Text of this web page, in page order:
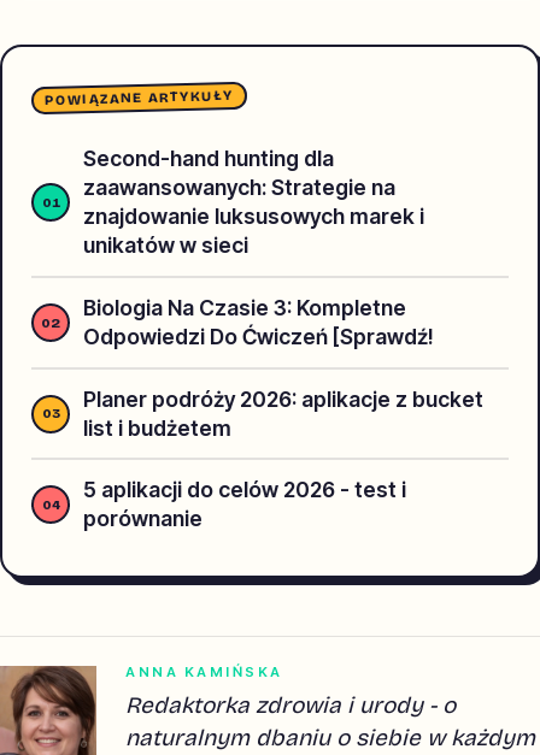
POWIĄZANE ARTYKUŁY
Second-hand hunting dla
zaawansowanych: Strategie na
znajdowanie luksusowych marek i
unikatów w sieci
Biologia Na Czasie 3: Kompletne
Odpowiedzi Do Ćwiczeń [Sprawdź!
Planer podróży 2026: aplikacje z bucket
list i budżetem
5 aplikacji do celów 2026 - test i
porównanie
ANNA KAMIŃSKA
Redaktorka zdrowia i urody - o
naturalnym dbaniu o siebie w każdym